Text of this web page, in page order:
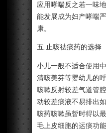
应用哮喘反之若一味
能发展成为妇产哮喘
康。
五.止咳祛痰药的选择
小儿一般不适合使用
清咳美芬等婴幼儿的
咳嗽反射较差气道管
动较差痰液不易排出
咳药咳嗽虽暂时得以
毛上皮细胞的运痰功